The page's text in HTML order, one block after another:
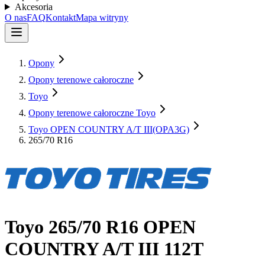
Akcesoria
O nasFAQKontaktMapa witryny
Opony
Opony terenowe całoroczne
Toyo
Opony terenowe całoroczne Toyo
Toyo OPEN COUNTRY A/T III(OPA3G)
265/70 R16
Toyo 265/70 R16 OPEN
COUNTRY A/T III 112T